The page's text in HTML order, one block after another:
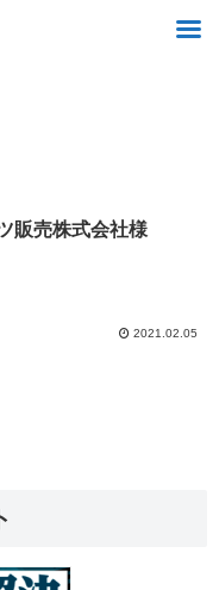
販売株式会社様
2021.02.05